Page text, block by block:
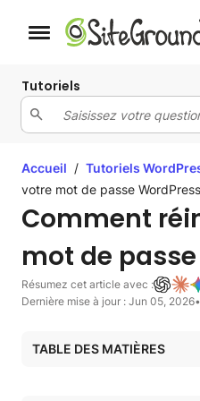
Bouton de navigation mobile
Tutoriels
Accueil / Tutoriels
votre mot de passe WordPress
Comment
mot de
Résumez cet article avec :
Dernière mise à jour : Jun 05, 2026•
TABLE DES MATIÈRES